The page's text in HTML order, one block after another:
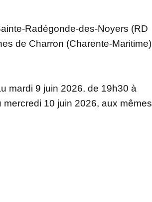
Radégonde-des-Noyers (RD
de Charron (Charente-Maritime)
mardi 9 juin 2026, de 19h30 à
10 juin 2026, aux mêmes